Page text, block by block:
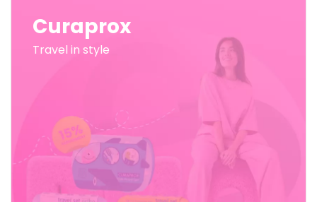
Curaprox
Travel in style